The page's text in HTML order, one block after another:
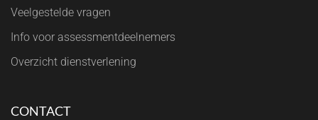
Veelgestelde vragen
Info voor assessmentdeelnemers
Overzicht dienstverlening
CONTACT